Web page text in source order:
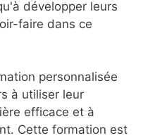
développer leurs
faire dans ce
personnalisée
à utiliser leur
efficace et à
Cette formation est